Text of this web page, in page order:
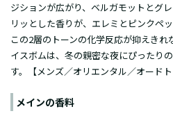
ジションが広がり、ベルガモットとグ
リッとした香りが、エレミとピンクペ
この2層のトーンの化学反応が抑えき
イスボムは、冬の親密な夜にぴったり
す。【メンズ／オリエンタル／オードト
メインの香料